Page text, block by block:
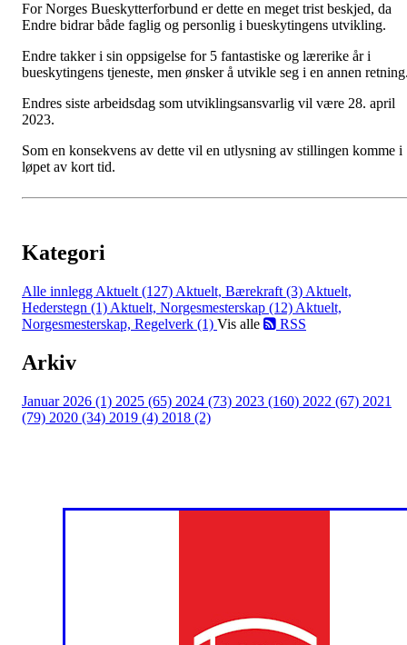
For Norges Bueskytterforbund er dette en meget trist beskjed, da
Endre bidrar både faglig og personlig i bueskytingens utvikling.
Endre takker i sin oppsigelse for 5 fantastiske og lærerike år i
bueskytingens tjeneste, men ønsker å utvikle seg i en annen
Endres siste arbeidsdag som utviklingsansvarlig vil være 28. april
2023.
Som en konsekvens av dette vil en utlysning av stillingen komme i
løpet av kort tid.
Kategori
Alle innlegg Aktuelt (127) Aktuelt, Bærekraft (3) Aktuelt,
Hederstegn (1) Aktuelt, Norgesmesterskap (12) Aktuelt,
Norgesmesterskap, Regelverk (1) Vis alle RSS
Arkiv
Januar 2026 (1) 2025 (65) 2024 (73) 2023 (160) 2022 (67) 2021
(79) 2020 (34) 2019 (4) 2018 (2)